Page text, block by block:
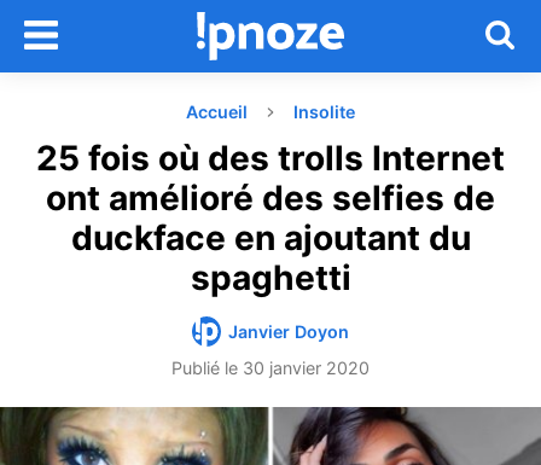
Accueil Insolite
25 fois où des trolls Internet
ont amélioré des selfies de
duckface en ajoutant du
spaghetti
Janvier Doyon
Publié le 30 janvier 2020